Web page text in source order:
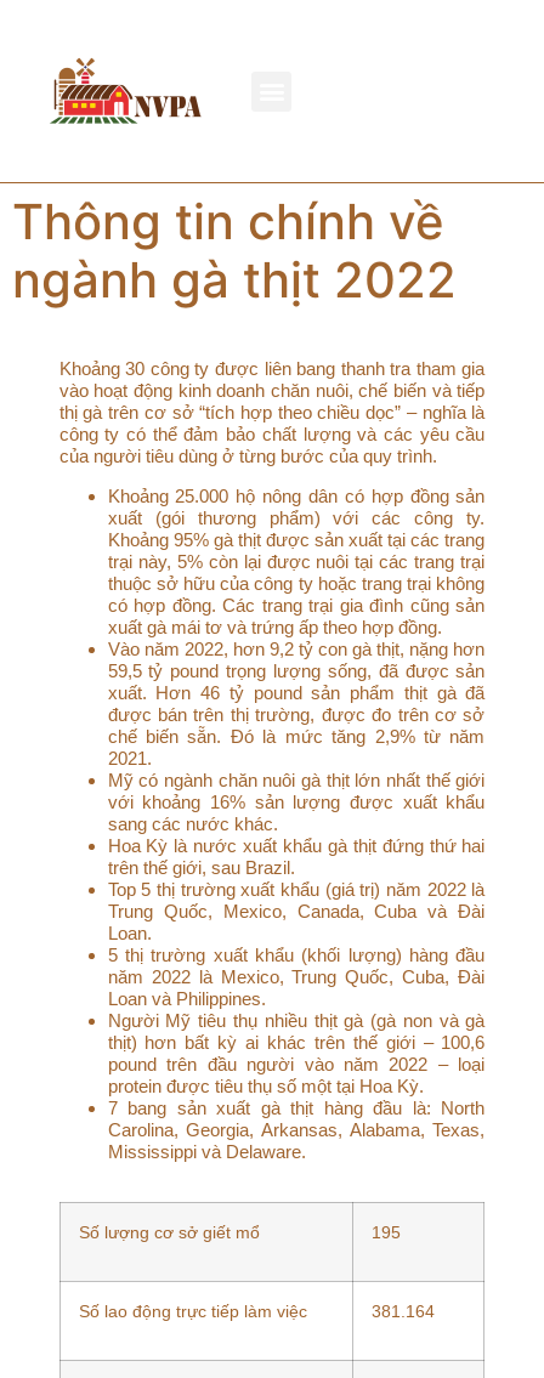
Thông tin chính về
ngành gà thịt 2022
Khoảng 30 công ty được liên bang thanh tra tham gia
vào hoạt động kinh doanh chăn nuôi, chế biến và tiếp
thị gà trên cơ sở “tích hợp theo chiều dọc” – nghĩa là
công ty có thể đảm bảo chất lượng và các yêu cầu
của người tiêu dùng ở từng bước của quy trình.
Khoảng 25.000 hộ nông dân có hợp đồng sản
xuất (gói thương phẩm) với các công ty.
Khoảng 95% gà thịt được sản xuất tại các trang
trại này, 5% còn lại được nuôi tại các trang trại
thuộc sở hữu của công ty hoặc trang trại không
có hợp đồng. Các trang trại gia đình cũng sản
xuất gà mái tơ và trứng ấp theo hợp đồng.
Vào năm 2022, hơn 9,2 tỷ con gà thịt, nặng hơn
59,5 tỷ pound trọng lượng sống, đã được sản
xuất. Hơn 46 tỷ pound sản phẩm thịt gà đã
được bán trên thị trường, được đo trên cơ sở
chế biến sẵn. Đó là mức tăng 2,9% từ năm
2021.
Mỹ có ngành chăn nuôi gà thịt lớn nhất thế giới
với khoảng 16% sản lượng được xuất khẩu
sang các nước khác.
Hoa Kỳ là nước xuất khẩu gà thịt đứng thứ hai
trên thế giới, sau Brazil.
Top 5 thị trường xuất khẩu (giá trị) năm 2022 là
Trung Quốc, Mexico, Canada, Cuba và Đài
Loan.
5 thị trường xuất khẩu (khối lượng) hàng đầu
năm 2022 là Mexico, Trung Quốc, Cuba, Đài
Loan và Philippines.
Người Mỹ tiêu thụ nhiều thịt gà (gà non và gà
thịt) hơn bất kỳ ai khác trên thế giới – 100,6
pound trên đầu người vào năm 2022 – loại
protein được tiêu thụ số một tại Hoa Kỳ.
7 bang sản xuất gà thịt hàng đầu là: North
Carolina, Georgia, Arkansas, Alabama, Texas,
Mississippi và Delaware.
Số lượng cơ sở giết mổ 195
Số lao động trực tiếp làm việc 381.164